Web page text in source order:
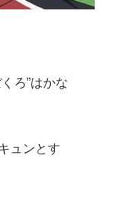
ろ”はかな
ュンとす